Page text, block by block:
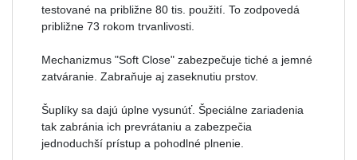
testované na približne 80 tis. použití. To zodpovedá
približne 73 rokom trvanlivosti.
Mechanizmus "Soft Close" zabezpečuje tiché a jemné
zatváranie. Zabraňuje aj zaseknutiu prstov.
Šuplíky sa dajú úplne vysunúť. Špeciálne zariadenia
tak zabránia ich prevrátaniu a zabezpečia
jednoduchší prístup a pohodlné plnenie.